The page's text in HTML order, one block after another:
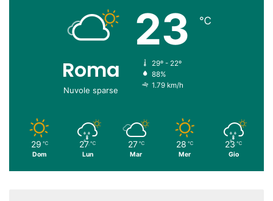
Roma
Nuvole sparse
23 ℃
29º - 22º
88%
1.79 km/h
29 ℃
Dom
27 ℃
Lun
27 ℃
Mar
28 ℃
Mer
23 ℃
Gio